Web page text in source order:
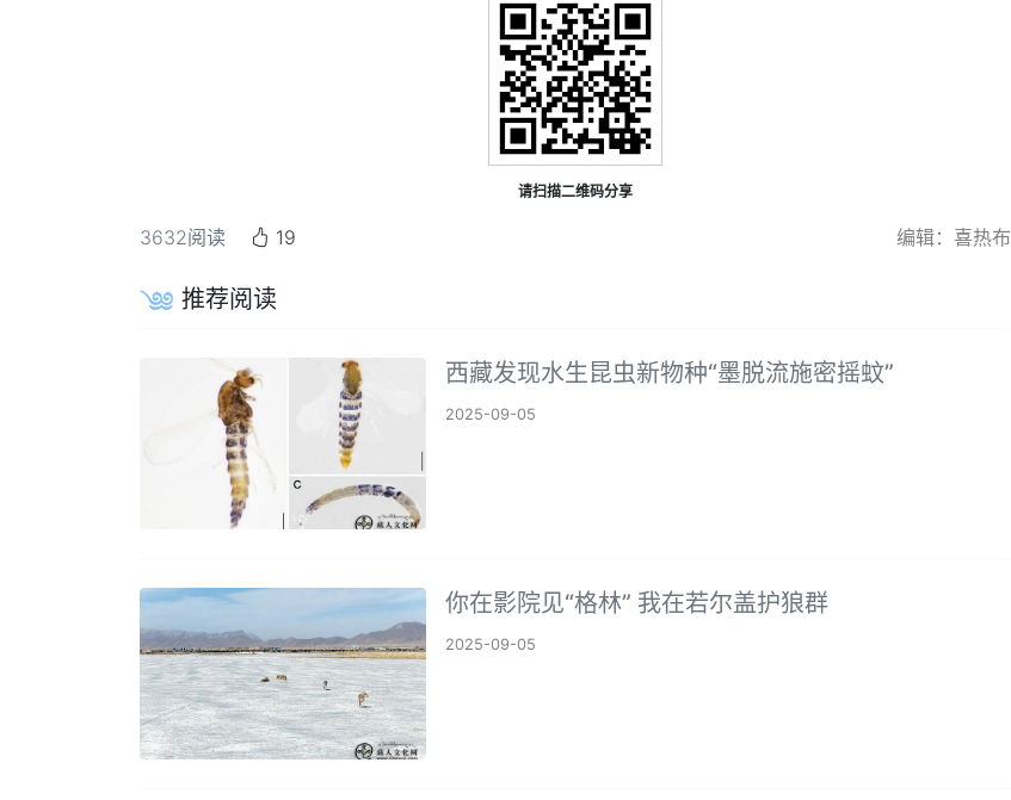
请扫描二维码分享
3632阅读 19 编辑：喜热布
推荐阅读
西藏发现水生昆虫新物种“墨脱流施密摇蚊”
2025-09-05
你在影院见“格林” 我在若尔盖护狼群
2025-09-05